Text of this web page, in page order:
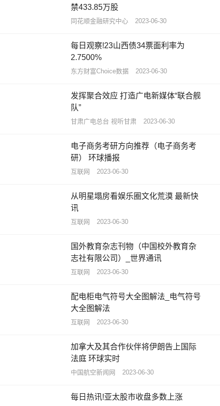
禁433.85万股
同花顺金融研究中心 2023-06-30
每日观察!23山西债34票面利率为
2.7500%
东方财富Choice数据 2023-06-30
发挥聚合效应 打造广电新媒体“联合舰
队”
甘肃广电总台 视听甘肃 2023-06-30
电子商务考研方向推荐（电子商务考
研） 环球播报
互联网 2023-06-30
从明星塌房看娱乐圈文化荒漠 最新快
讯
互联网 2023-06-30
国外教育杂志刊物（中国校外教育杂
志社有限公司）_世界通讯
互联网 2023-06-30
配电柜电气符号大全图解法_电气符号
大全图解法
互联网 2023-06-30
加拿大及其合作伙伴将伊朗告上国际
法庭 环球实时
中国航空新闻网 2023-06-30
每日热讯!亚太股市收盘多数上涨